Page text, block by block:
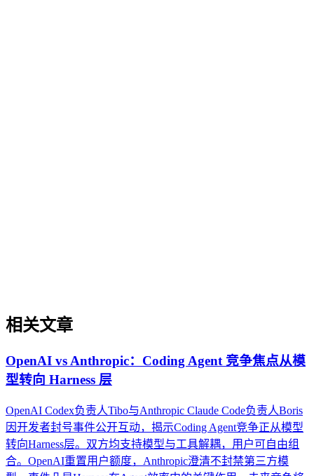
相关文章
OpenAI vs Anthropic：Coding Agent 竞争焦点从模
型转向 Harness 层
OpenAI Codex负责人Tibo与Anthropic Claude Code负责人Boris
因开发者封号事件公开互动，揭示Coding Agent竞争正从模型
转向Harness层。双方均支持模型与工具解耦，用户可自由组
合。OpenAI重置用户额度，Anthropic澄清不封禁第三方模